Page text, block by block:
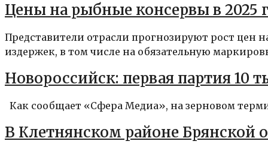
Цены на рыбные консервы в 2025
Представители отрасли прогнозируют рост цен
издержек, в том числе на обязательную
Новороссийск: первая партия
Как сообщает «Сфера Медиа», на зерновом
В Клетнянском районе Брянской